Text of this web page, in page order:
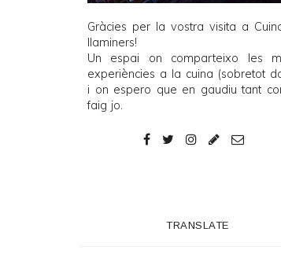
Gràcies per la vostra visita a
llaminers!
Un espai on comparteixo les
experiències a la cuina (sobretot
i on espero que en gaudiu tant
faig jo.
TRANSLATE